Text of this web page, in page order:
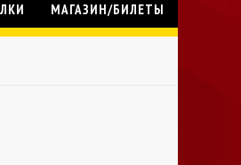
МАГАЗИН/БИЛЕТЫ